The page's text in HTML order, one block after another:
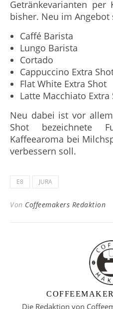
Getränkevarianten per
bisher. Neu im Angebot
Caffé Barista
Lungo Barista
Cortado
Cappuccino Extra
Flat White Extra Shot
Latte Macchiato Extra
Neu dabei ist vor
Shot bezeichnete
Kaffeearoma bei
verbessern soll.
E8 JURA
Von Coffeemakers Redaktion
Die Redaktion von